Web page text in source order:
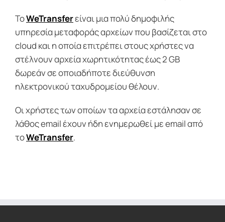
ΤοWeTransferείναι μια πολύ δημοφιλής
υπηρεσία μεταφοράς αρχείων που βασίζεται στο
cloud και η οποία επιτρέπει στους χρήστες να
στέλνουν αρχεία χωρητικότητας έως 2 GB
δωρεάν σε οποιαδήποτε διεύθυνση
ηλεκτρονικού ταχυδρομείου θέλουν.
Οι χρήστες των οποίων τα αρχεία εστάλησαν σε
λάθος email έχουν ήδη ενημερωθεί με email από
τοWeTransfer.